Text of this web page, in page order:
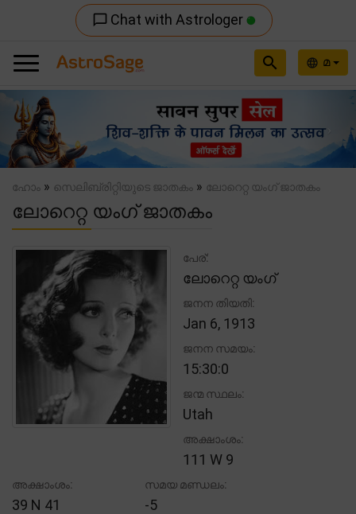
chat_bubble_outline Chat with Astrologer
language മ
search
Previous
ഹോം » സെലിബ്രിറ്റിയുടെ ജാതകം » ലോറെറ്റ യംഗ് ജാതകം
ലോറെറ്റ യംഗ് ജാതകം
പേര്:
ലോറെറ്റ യംഗ്
ജനന തിയതി:
Jan 6, 1913
ജനന സമയം:
15:30:0
ജന്മ സ്ഥലം:
Utah
അക്ഷാംശം:
111 W 9
അക്ഷാംശം:
39 N 41
സമയ മണ്ഡലം:
-5